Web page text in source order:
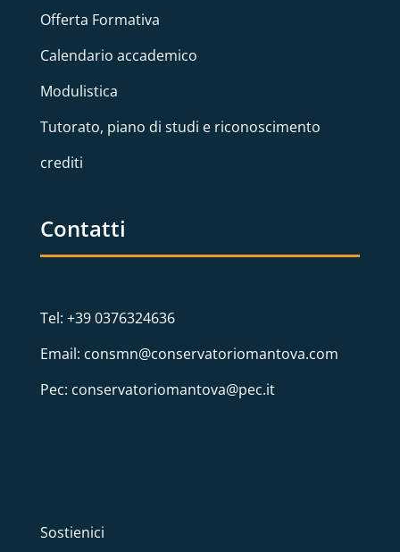
Offerta Formativa
Calendario accademico
Modulistica
Tutorato, piano di studi e riconoscimento
crediti
Contatti
Tel: +39 0376324636
Email: consmn@conservatoriomantova.com
Pec: conservatoriomantova@pec.it
Sostienici